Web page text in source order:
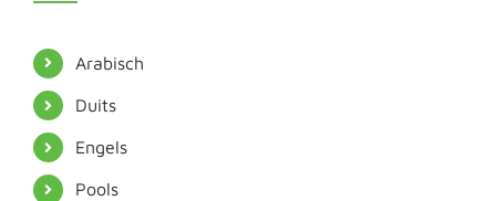
Arabisch
Duits
Engels
Pools